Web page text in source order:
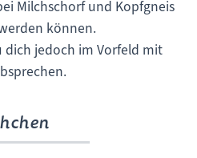
Milchschorf und Kopfgneis
können.
dich jedoch im Vorfeld mit